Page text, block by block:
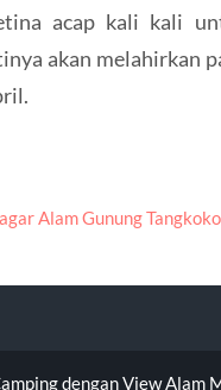
acap kali kali
akan melahirkan
Alam Gunung Tangkoko
dengan View Alam